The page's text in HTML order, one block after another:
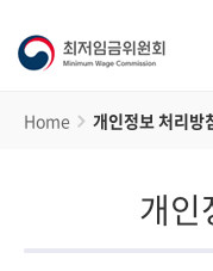
Home 개인정보 처리방
개인